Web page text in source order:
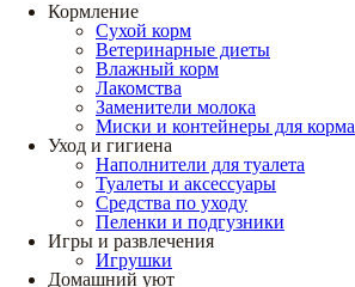
Кормление
Сухой корм
Ветеринарные диеты
Влажный корм
Лакомства
Заменители молока
Миски и контейнеры для корма
Уход и гигиена
Наполнители для туалета
Туалеты и аксессуары
Средства по уходу
Пеленки и подгузники
Игры и развлечения
Игрушки
Домашний уют